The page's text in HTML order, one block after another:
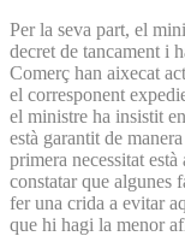
Per la seva part, el
decret de tancament i
Comerç han aixecat
el corresponent
el ministre ha insistit
està garantit de
primera necessitat
constatar que algunes
fer una crida a evitar
que hi hagi la menor